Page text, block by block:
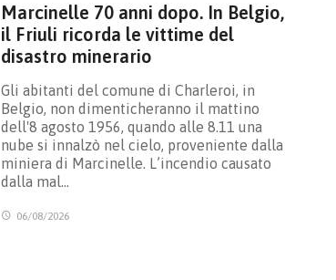
Marcinelle 70 anni dopo. In Belgio,
il Friuli ricorda le vittime del
disastro minerario
Gli abitanti del comune di Charleroi, in
Belgio, non dimenticheranno il mattino
dell'8 agosto 1956, quando alle 8.11 una
nube si innalzò nel cielo, proveniente dalla
miniera di Marcinelle. L’incendio causato
dalla mal…
06/08/2026